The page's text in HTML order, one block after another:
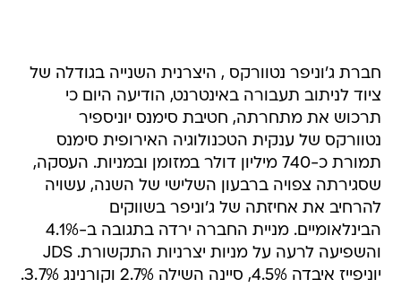
חברת ג'וניפר נטוורקס , היצרנית השנייה בגודלה של
ציוד לניתוב תעבורה באינטרנט, הודיעה היום כי
תרכוש את מתחרתה, חטיבת סימנס יוניספיר
נטוורקס של ענקית הטכנולוגיה האירופית סימנס
תמורת כ-740 מיליון דולר במזומן ובמניות. העסקה,
שסגירתה צפויה ברבעון השלישי של השנה, עשויה
להרחיב את אחיזתה של ג'וניפר בשווקים
הבינלאומיים. מניית החברה ירדה בתגובה ב-4.1%
והשפיעה לרעה על מניות יצרניות התקשורת. JDS
יוניפייז איבדה 4.5%, סיינה השילה 2.7% וקורנינג 3.7%.